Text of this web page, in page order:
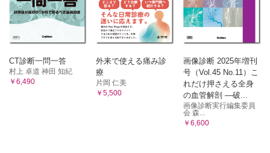
CT診断一問一答
村上 卓道 神田 知紀
￥6,490
外来で使える痛み診
療
片岡 仁美
￥5,500
画像診断 2025年増刊
号（Vol.45 No.11）こ
れだけ押さえる全身
の血管解剖 ―破...
画像診断実行編集委員
会 森...
￥6,600